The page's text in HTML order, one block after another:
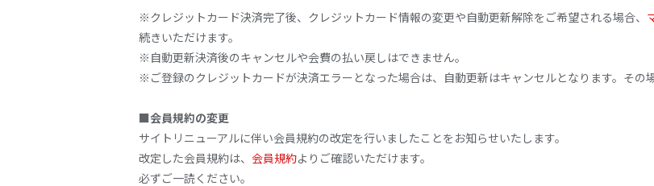
※クレジットカード決済完了後、クレジットカード情報の変更や自動更新解除をご希望される場合、
続きいただけます。
※自動更新決済後のキャンセルや会費の払い戻しはできません。
※ご登録のクレジットカードが決済エラーとなった場合は、自動更新はキャンセルとなります。その
■会員規約の変更
サイトリニューアルに伴い会員規約の改定を行いましたことをお知らせいたします。
改定した会員規約は、 会員規約よりご確認いただけます。
必ずご一読ください。